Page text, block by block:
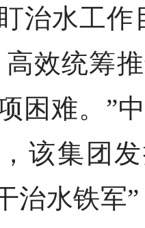
治水工作
高效统筹
困难。”
该集团
治水铁军